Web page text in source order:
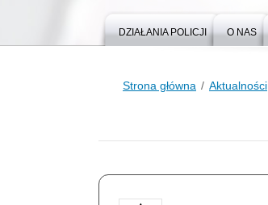
DZIAŁANIA POLICJI O NAS
Strona główna Aktualności